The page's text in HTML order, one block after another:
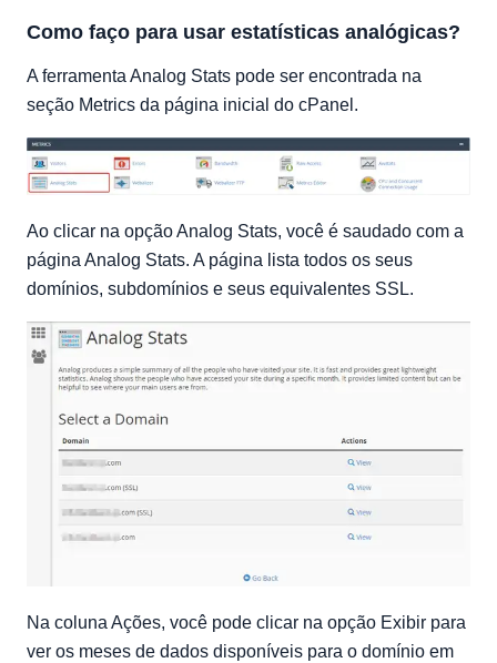
Relatório de referenciador redirecionado
Relatório de referenciador com falha
Relatório do site de referência
Relatório do navegador
Resumo do navegador
Relatório do sistema operacional
Relatório de código de status
Relatório de tamanho de arquivo
Relatório de tipo de arquivo
Relatório de diretório
Solicitar relatório
Como faço para usar estatísticas analógicas?
A ferramenta Analog Stats pode ser encontrada na
seção Metrics da página inicial do cPanel.
Ao clicar na opção Analog Stats, você é saudado com a
página Analog Stats. A página lista todos os seus
domínios, subdomínios e seus equivalentes SSL.
Na coluna Ações, você pode clicar na opção Exibir para
ver os meses de dados disponíveis para o domínio em